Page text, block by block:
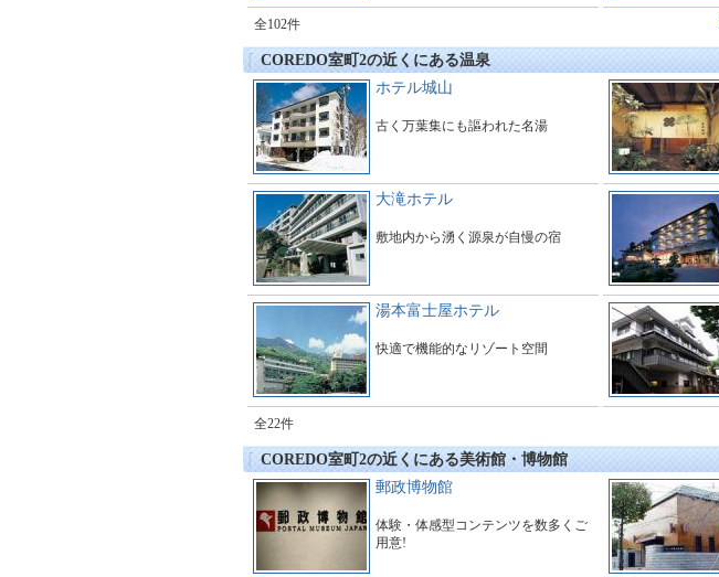
全102件
COREDO室町2の近くにある温泉
ホテル城山
古く万葉集にも謳われた名湯
大滝ホテル
敷地内から湧く源泉が自慢の宿
湯本富士屋ホテル
快適で機能的なリゾート空間
全22件
COREDO室町2の近くにある美術館・博物館
郵政博物館
体験・体感型コンテンツを数多くご
用意!